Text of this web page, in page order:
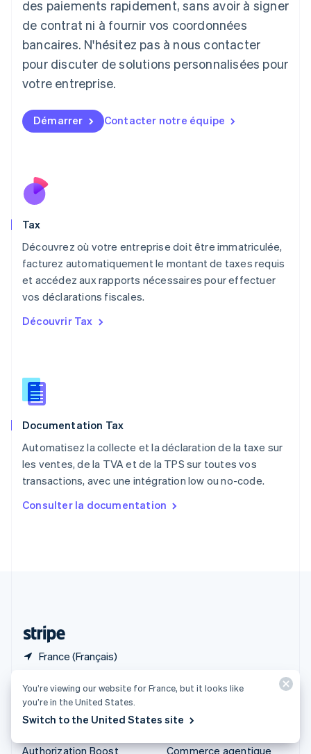
des paiements rapidement, sans avoir à signer
de contrat ni à fournir vos coordonnées
bancaires. N'hésitez pas à nous contacter
pour discuter de solutions personnalisées pour
votre entreprise.
Démarrer Contacter notre équipe
Tax
Découvrez où votre entreprise doit être immatriculée,
facturez automatiquement le montant de taxes requis
et accédez aux rapports nécessaires pour effectuer
vos déclarations fiscales.
Découvrir Tax
Documentation Tax
Automatisez la collecte et la déclaration de la taxe sur
les ventes, de la TVA et de la TPS sur toutes vos
transactions, avec une intégration low ou no-code.
Consulter la documentation
France (Français)
Lettonie
English
Liechtenstein
DeutschEnglish
English
FrançaisDeutschEnglish
Malaisie
Mexique
Español
Nouvelle-Zélande
Pays-Bas
NederlandsEnglish
Pologne
Portugal
République tchèque
English
English
Royaume-Uni
Singapour
English简体中文
English
Produits et tarifs
Tarifs
Authorization Boost
Solutions
Commerce agentique
You’re viewing our website for France, but it looks like
you’re in the United States.
Switch to the United States site